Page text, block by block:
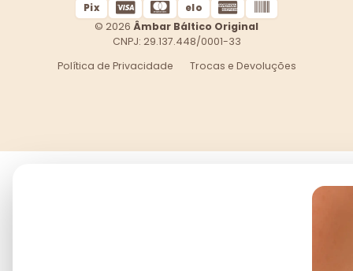
Pix
elo
© 2026 Âmbar Báltico Original
CNPJ: 29.137.448/0001-33
Política de Privacidade
Trocas e Devoluções